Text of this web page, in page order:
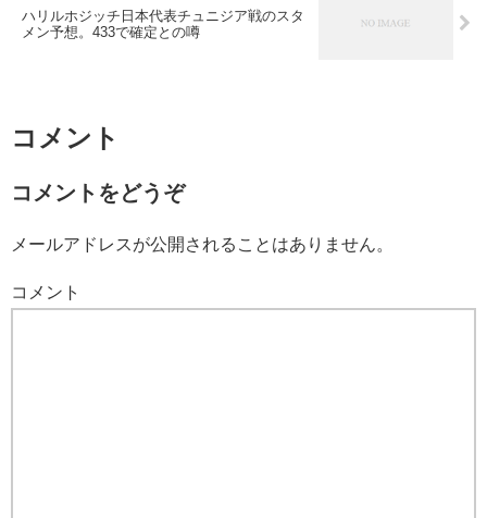
ハリルホジッチ日本代表チュニジア戦のスタ
メン予想。433で確定との噂
コメント
コメントをどうぞ
メールアドレスが公開されることはありません。
コメント